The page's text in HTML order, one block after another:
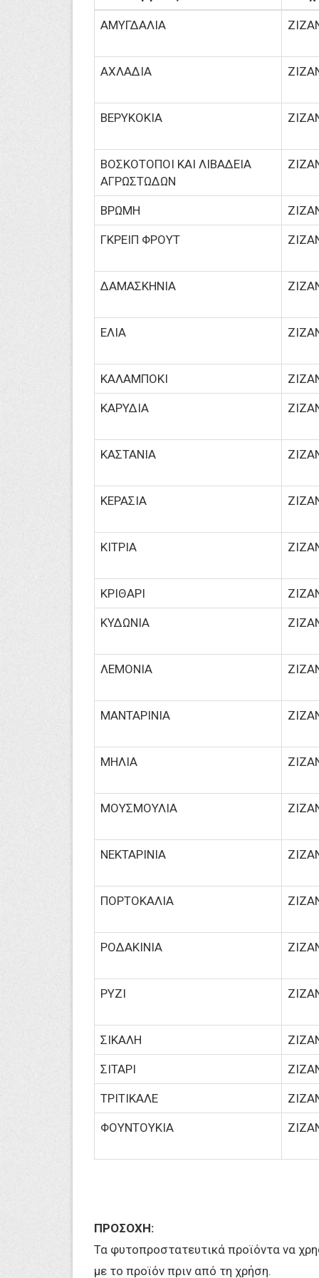
ΑΜΥΓΔΑΛΙΑ
ΑΧΛΑΔΙΑ
ΒΕΡΥΚΟΚΙΑ
ΒΟΣΚΟΤΟΠΟΙ ΚΑΙ ΛΙΒΑΔΕΙΑ
ΑΓΡΩΣΤΩΔΩΝ
ΒΡΩΜΗ
ΓΚΡΕΙΠ ΦΡΟΥΤ
ΔΑΜΑΣΚΗΝΙΑ
ΕΛΙΑ
ΚΑΛΑΜΠΟΚΙ
ΚΑΡΥΔΙΑ
ΚΑΣΤΑΝΙΑ
ΚΕΡΑΣΙΑ
ΚΙΤΡΙΑ
ΚΡΙΘΑΡΙ
ΚΥΔΩΝΙΑ
ΛΕΜΟΝΙΑ
ΜΑΝΤΑΡΙΝΙΑ
ΜΗΛΙΑ
ΜΟΥΣΜΟΥΛΙΑ
ΝΕΚΤΑΡΙΝΙΑ
ΠΟΡΤΟΚΑΛΙΑ
ΡΟΔΑΚΙΝΙΑ
ΡΥΖΙ
ΣΙΚΑΛΗ
ΣΙΤΑΡΙ
ΤΡΙΤΙΚΑΛΕ
ΦΟΥΝΤΟΥΚΙΑ
ΠΡΟΣΟΧΗ:
Τα φυτοπροστατευτικά προϊόντα να
με το προϊόν πριν από τη χρήση.